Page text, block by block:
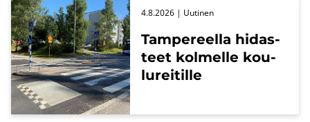
Tam­pe­reel­la hi­das­
teet kol­mel­le kou­
lu­rei­til­le
4.8.2026 | Uu­ti­nen